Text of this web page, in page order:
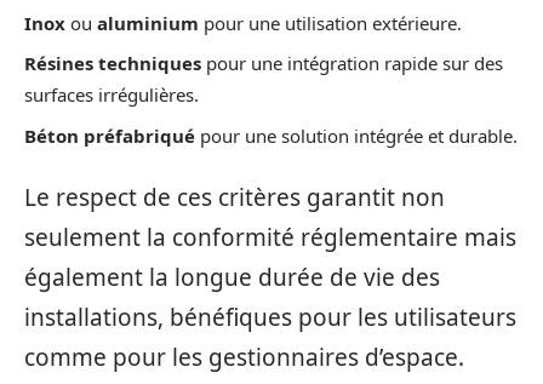
Inox ou aluminium pour une utilisation extérieure.
Résines techniques pour une intégration rapide sur des
surfaces irrégulières.
Béton préfabriqué pour une solution intégrée et durable.
Le respect de ces critères garantit non
seulement la conformité réglementaire mais
également la longue durée de vie des
installations, bénéfiques pour les utilisateurs
comme pour les gestionnaires d’espace.